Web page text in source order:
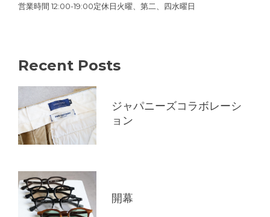
営業時間 12:00-19:00定休日火曜、第二、四水曜日
Recent Posts
ジャパニーズコラボレーシ
ョン
開幕